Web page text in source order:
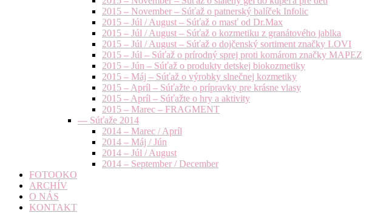
2015 – November – Súťaž o patnerský balíček Infolic
2015 – Júl / August – Súťaž o masť od Dr.Max
2015 – Júl / August – Súťaž o kozmetiku z granátového jablka
2015 – Júl / August – Súťaž o dojčenský sortiment značky LOVI
2015 – Júl – Súťaž o prírodný sprej proti komárom značky MAPEZ
2015 – Jún – Súťaž o produkty detskej biokozmetiky
2015 – Máj – Súťaž o výrobky slnečnej kozmetiky
2015 – Apríl – Súťažte o prípravky pre krásne vlasy
2015 – Apríl – Súťažte o hry a aktivity
2015 – Marec – FRAGMENT
— Súťaže 2014
2014 – Marec / Apríl
2014 – Máj / Jún
2014 – Júl / August
2014 – September / December
FOTOOKO
ARCHÍV
O NÁS
KONTAKT